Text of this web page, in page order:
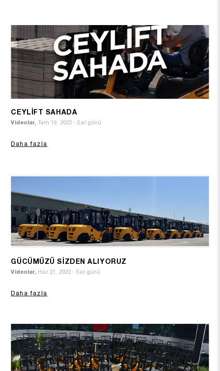
CEYLİFT SAHADA
Videolar, Tem 19, 2022 - Sal günü
Daha fazla
GÜCÜMÜZÜ SİZDEN ALIYORUZ
Videolar, Haz 21, 2022 - Sal günü
Daha fazla